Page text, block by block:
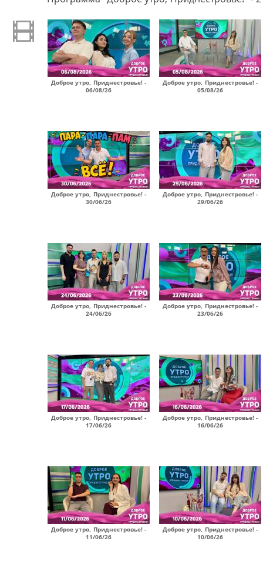
Доброе утро, Приднестровье! -
06/08/26
Доброе утро, Приднестровье! -
05/08/26
Доброе утро, Приднестровье! -
30/06/26
Доброе утро, Приднестровье! -
29/06/26
Доброе утро, Приднестровье! -
24/06/26
Доброе утро, Приднестровье! -
23/06/26
Доброе утро, Приднестровье! -
17/06/26
Доброе утро, Приднестровье! -
16/06/26
Доброе утро, Приднестровье! -
11/06/26
Доброе утро, Приднестровье! -
10/06/26